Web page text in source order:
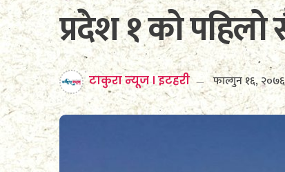
प्रदेश १ को
टाकुरा न्यूज । इटहरी फाल्गुन १६, २०७६